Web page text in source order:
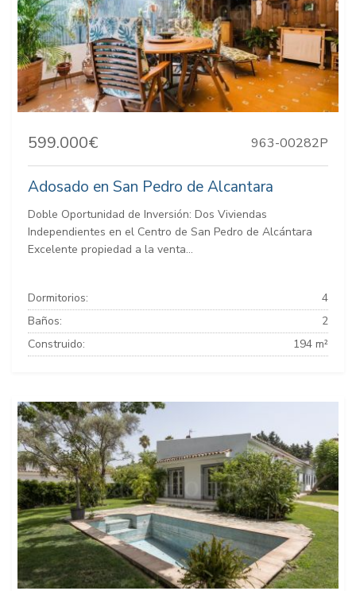
599.000€ 963-00282P
Adosado en San Pedro de Alcantara
Doble Oportunidad de Inversión: Dos Viviendas
Independientes en el Centro de San Pedro de Alcántara
Excelente propiedad a la venta...
Dormitorios:
4
Baños:
2
Construido:
194 m²